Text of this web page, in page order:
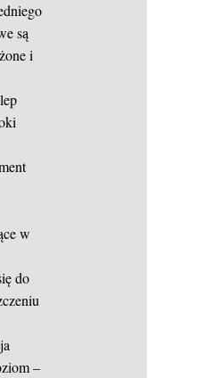
są
i
w
do
–